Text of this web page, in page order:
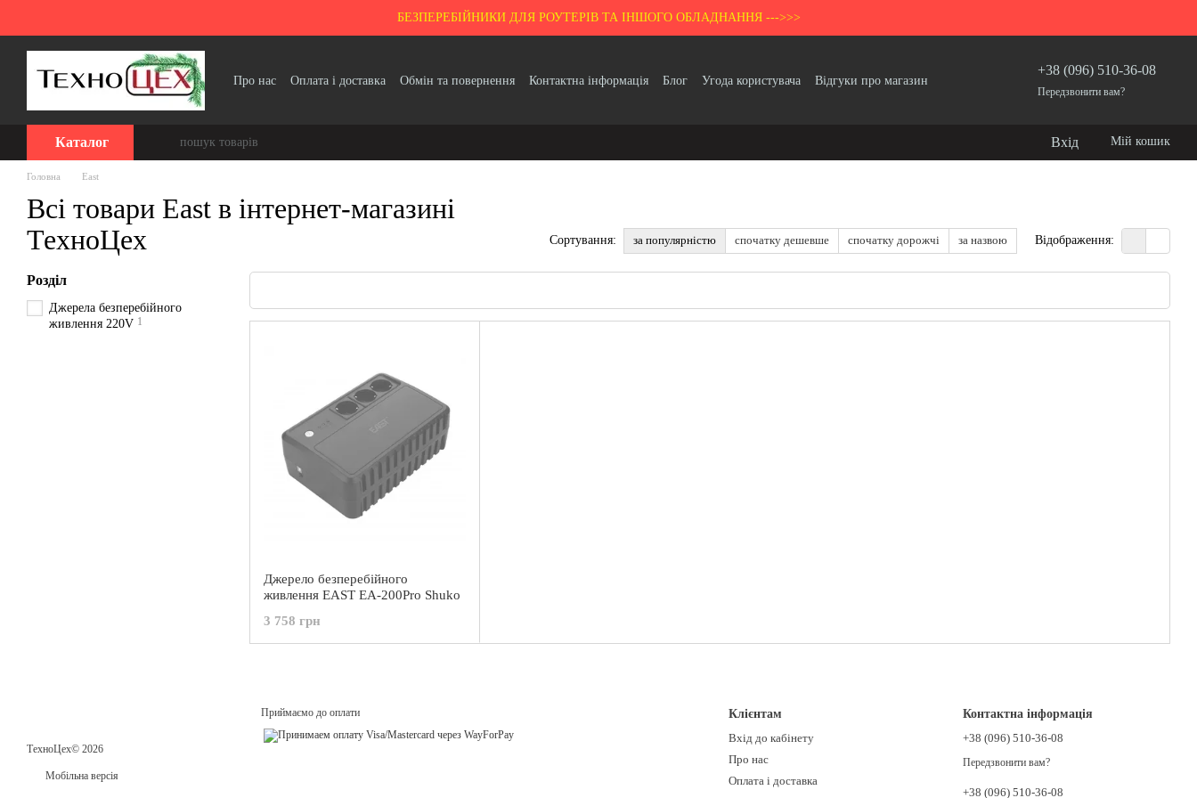
БЕЗПЕРЕБІЙНИКИ ДЛЯ РОУТЕРІВ ТА ІНШОГО ОБЛАДНАННЯ --->>>
Про нас Оплата і доставка Обмін та повернення Контактна інформація Блог Угода користувача
Відгуки про магазин
+38 (096) 510-36-08
Передзвонити вам?
Каталог Вхід Мій кошик
Головна East
Всі товари East в інтернет-магазині
ТехноЦех
Сортування: за популярністю спочатку дешевше спочатку дорожчі за назвою Відображення:
Джерело безперебійного
живлення EAST EA-200Pro Shuko
3 758 грн
Розділ
Джерела безперебійного
живлення 220V 1
ТехноЦех© 2026
Мобільна версія
Приймаємо до оплати
Клієнтам
Вхід до кабінету
Про нас
Оплата і доставка
Контактна інформація
+38 (096) 510-36-08
Передзвонити вам?
+38 (096) 510-36-08